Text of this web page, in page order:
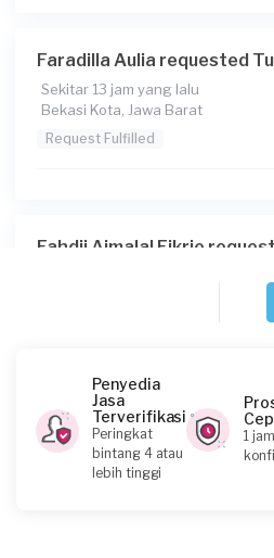
Faradilla Aulia requested
Sekitar 13 jam yang lalu
Bekasi Kota, Jawa Barat
Request Fulfilled
Fahdii Ajmalal Fikrie
Rahmat requested Tukang
1 hari yang lalu
Penyedia
Jasa
Terverifikasi
Peringkat
bintang 4 atau
lebih tinggi
1 jam